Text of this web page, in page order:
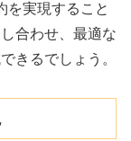
を実現すること
合わせ、最適な
きるでしょう。